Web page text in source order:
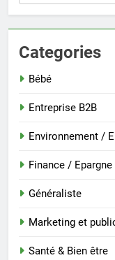
Categories
Bébé
Entreprise B2B
Environnement /
Finance /
Généraliste
Marketing et
Santé & Bien être